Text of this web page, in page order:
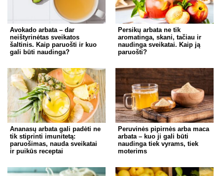
Avokado arbata – dar
neištyrinėtas sveikatos
šaltinis. Kaip paruošti ir kuo
gali būti naudinga?
Persikų arbata ne tik
aromatinga, skani, tačiau ir
naudinga sveikatai. Kaip ją
paruošti?
Ananasų arbata gali padėti ne
tik stiprinti imunitetą:
paruošimas, nauda sveikatai
ir puikūs receptai
Peruvinės pipirnės arba maca
arbata – kuo ji gali būti
naudinga tiek vyrams, tiek
moterims